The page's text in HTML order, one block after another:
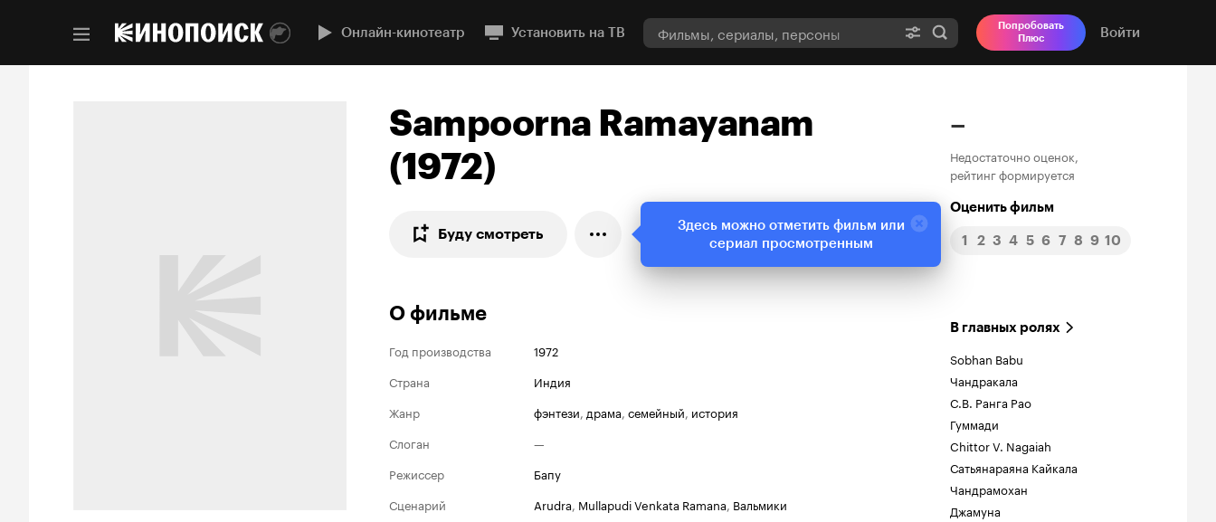
Онлайн-кинотеатр Установить на ТВ
Попробовать
Плюс
Войти
Sampoorna Ramayanam
(1972)
Буду смотреть
–
Недостаточно оценок,
рейтинг формируется
Оценить фильм
1 2 3 4 5 6 7 8 9 10
О фильме
Год производства
1972
Страна
Индия
Жанр
фэнтези, драма, семейный, история
Слоган
—
Режиссер
Бапу
Сценарий
Arudra, Mullapudi Venkata Ramana, Вальмики
В главных ролях
Sobhan Babu
Чандракала
С.В. Ранга Рао
Гуммади
Chittor V. Nagaiah
Сатьянараяна Кайкала
Чандрамохан
Джамуна
Здесь можно отметить фильм или
сериал просмотренным